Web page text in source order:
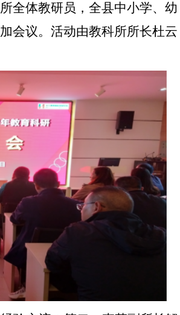
全体教研员 ， 全县中小学、幼
会议。活动由教科所所长杜云